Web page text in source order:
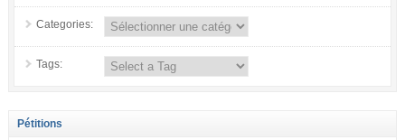
Categories:
Tags:
Pétitions